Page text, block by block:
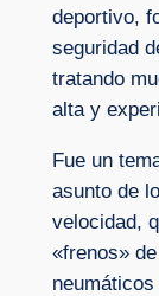
deportivo,
seguridad
tratando
alta y
Fue un
asunto de
velocidad,
«frenos»